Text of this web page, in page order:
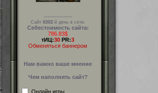
--------------
Сайт 6502-й день в сети.
Себестоимость сайта:
786.83$
тИЦ:30 PR:3
Обменяться баннером
Нам важно ваше мнение
Чем наполнять сайт?
Онлайн игры